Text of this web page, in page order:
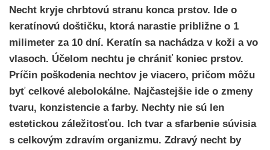
Necht kryje chrbtovú stranu konca prstov. Ide o
keratínovú doštičku, ktorá narastie približne o 1
milimeter za 10 dní. Keratín sa nachádza v koži a vo
vlasoch. Účelom nechtu je chrániť koniec prstov.
Príčin poškodenia nechtov je viacero, pričom môžu
byť celkové alebolokálne. Najčastejšie ide o zmeny
tvaru, konzistencie a farby. Nechty nie sú len
estetickou záležitosťou. Ich tvar a sfarbenie súvisia
s celkovým zdravím organizmu. Zdravý necht by